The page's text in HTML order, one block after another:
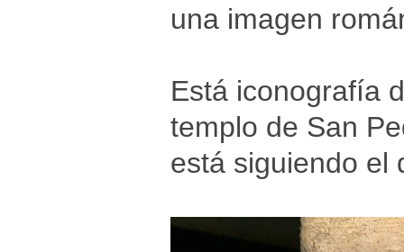
una imagen
Está iconografía
templo de San
está siguiendo el